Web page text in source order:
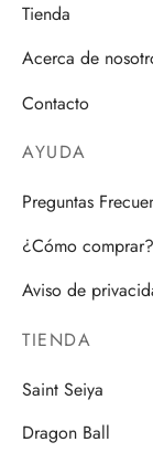
Tienda
Acerca de
Contacto
AYUDA
Preguntas
¿Cómo comprar?
Aviso de
TIENDA
Saint Seiya
Dragon Ball